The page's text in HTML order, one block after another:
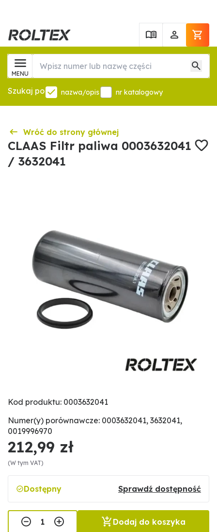
MENU
Szukaj po nazwa/opis nr katalogowy
Wróć do strony głównej
CLAAS Filtr paliwa 0003632041
/ 3632041
Kod produktu: 0003632041
Numer(y) porównawcze: 0003632041, 3632041,
0019996970
212,99 zł
(W tym VAT)
Dostępny Sprawdź dostępność
Dodaj do koszyka